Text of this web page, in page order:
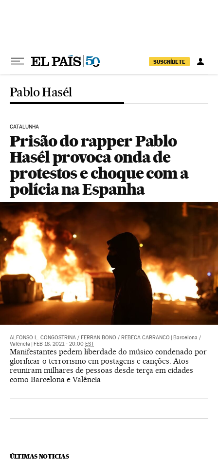
SUSCRÍBETE
Pablo Hasél
CATALUNHA
Prisão do rapper Pablo
Hasél provoca onda de
protestos e choque com a
polícia na Espanha
ALFONSO L. CONGOSTRINA / FERRAN BONO / REBECA CARRANCO
Barcelona /
Valência
FEB 18, 2021 - 20:00 EST
Manifestantes pedem liberdade do músico condenado por
glorificar o terrorismo em postagens e canções. Atos
reuniram milhares de pessoas desde terça em cidades
como Barcelona e Valência
ÚLTIMAS NOTICIAS